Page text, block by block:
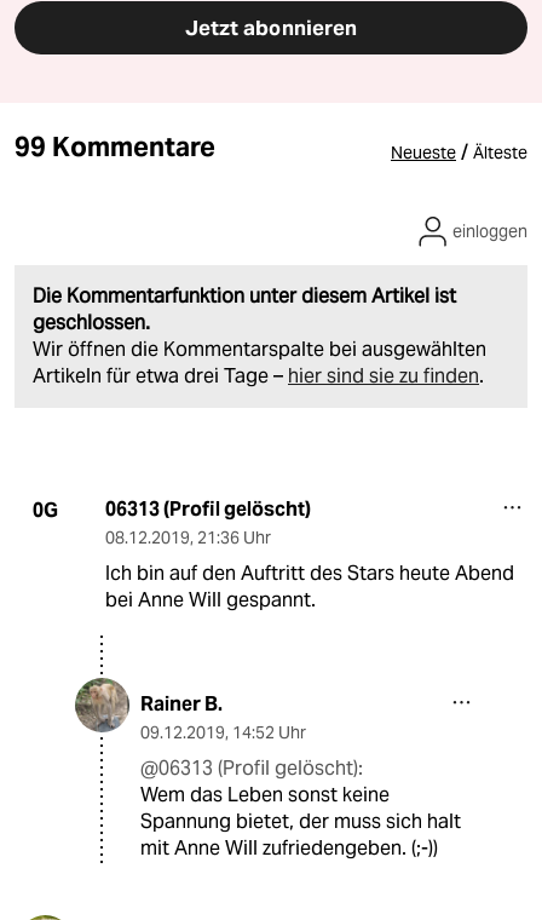
Jetzt abonnieren
99 Kommentare Neueste / Älteste
Die Kommentarfunktion unter diesem Artikel ist
geschlossen.
Wir öffnen die Kommentarspalte bei ausgewählten
Artikeln für etwa drei Tage – hier sind sie zu finden.
einloggen
0G 06313 (Profil gelöscht)
08.12.2019, 21:36 Uhr
Ich bin auf den Auftritt des Stars heute Abend
bei Anne Will gespannt.
Rainer B.
09.12.2019, 14:52 Uhr
@06313 (Profil gelöscht):
Wem das Leben sonst keine
Spannung bietet, der muss sich halt
mit Anne Will zufriedengeben. (;-))